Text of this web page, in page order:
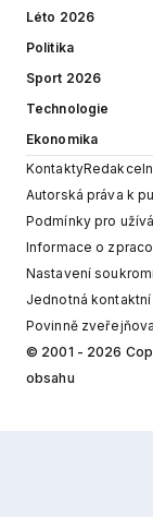
Léto 2026
Politika
Sport 2026
Technologie
Ekonomika
KontaktyRedakce
Autorská práva k
Podmínky pro
Informace o
Nastavení
Jednotná
Povinně
© 2001 - 2026
obsahu